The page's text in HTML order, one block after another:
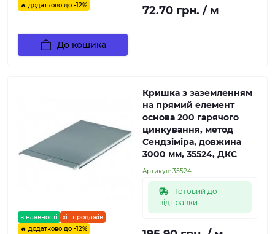
🔥 додатково до -12% 72.70 грн. / м
До кошика
в наявності
хіт продажів
🔥 додатково до -12%
Кришка з заземленням
на прямий елемент
основа 200 гарячого
цинкування, метод
Сендзіміра, довжина
3000 мм, 35524, ДКС
Артикул: 35524
Готовий до
відправки